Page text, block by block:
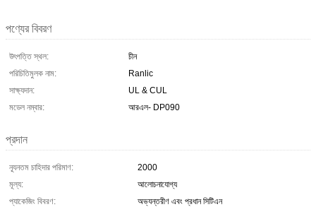
পণ্যের বিবরণ
উৎপত্তি স্থল:
চীন
পরিচিতিমুলক নাম:
Ranlic
সাক্ষ্যদান:
UL & CUL
মডেল নম্বার:
আরএল- DP090
প্রদান
ন্যূনতম চাহিদার পরিমাণ:
2000
মূল্য:
আলোচনাযোগ্য
প্যাকেজিং বিবরণ:
অভ্যন্তরীণ এবং প্রধান সিটিএন